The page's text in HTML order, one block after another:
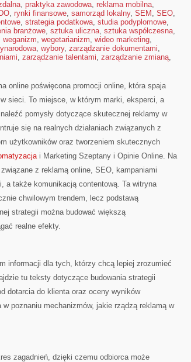
, praktyka zawodowa, reklama mobilna,
, rynki finansowe, samorząd lokalny, SEM , SEO,
, strategia podatkowa, studia podyplomowe,
branżowe, sztuka uliczna, sztuka współczesna,
weganizm, wegetarianizm, wideo marketing,
, wybory, zarządzanie dokumentami,
, zarządzanie talentami, zarządzanie zmianą,
online poświęcona promocji online, która spaja
sieci. To miejsce, w którym marki, eksperci, a
pomysły dotyczące skutecznej reklamy w
się na realnych działaniach związanych z
użytkowników oraz tworzeniem skutecznych
i Marketing Szeptany i Opinie Online. Na
z reklamą online, SEO, kampaniami
a także komunikacją contentową. Ta witryna
chwilowym trendem, lecz podstawą
strategii można budować większą
realne efekty.
informacji dla tych, którzy chcą lepiej zrozumieć
tu teksty dotyczące budowania strategii
dotarcia do klienta oraz oceny wyników
poznaniu mechanizmów, jakie rządzą reklamą w
zagadnień, dzięki czemu odbiorca może